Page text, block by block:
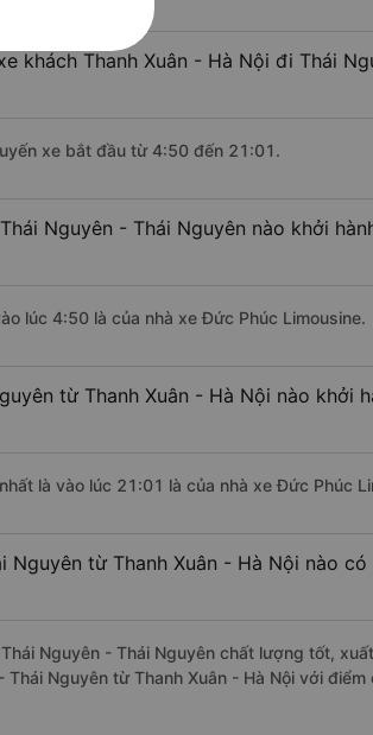
khách Thanh Xuân - Hà Nội đi Thái
xe bắt đầu từ 4:50 đến 21:01.
Nguyên - Thái Nguyên nào khởi
lúc 4:50 là của nhà xe Đức Phúc Limousine.
từ Thanh Xuân - Hà Nội nào khởi
là vào lúc 21:01 là của nhà xe Đức Phúc
Nguyên từ Thanh Xuân - Hà Nội nào
Nguyên - Thái Nguyên chất lượng tốt,
Thái Nguyên từ Thanh Xuân - Hà Nội với